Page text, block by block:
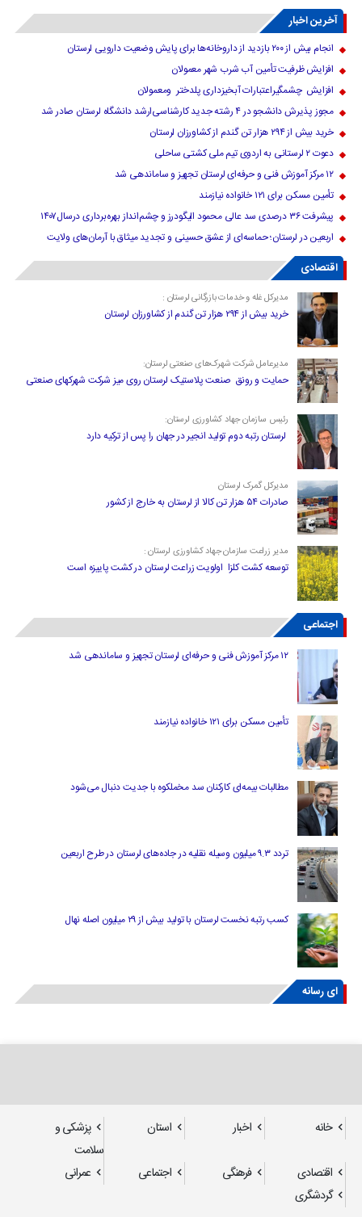
آخرین اخبار
انجام بیش از ۲۰۰ بازدید از داروخانه‌ها برای پایش وضعیت دارویی لرستان
افزایش ظرفیت تأمین آب شرب شهر معمولان
افزایش چشمگیراعتبارات آبخیزداری پلدختر ومعمولان
مجوز پذیرش دانشجو در ۴ رشته جدید کارشناسی‌ارشد دانشگاه لرستان صادر شد
خرید بیش از ۲۹۴ هزار تن گندم از کشاورزان لرستان
دعوت ۲ لرستانی به اردوی تیم ملی کشتی ساحلی
۱۲ مرکز آموزش فنی و حرفه‌ای لرستان تجهیز و ساماندهی شد
تأمین مسکن برای ۱۲۱ خانواده نیازمند
پیشرفت ۳۶ درصدی سد عالی محمود الیگودرز و چشم‌انداز بهره‌برداری درسال۱۴۰۷
اربعین در لرستان؛ حماسه‌ای از عشق حسینی و تجدید میثاق با آرمان‌های ولایت
اقتصادی
مدیرکل غله و خدمات بازرگانی لرستان :
خرید بیش از ۲۹۴ هزار تن گندم از کشاورزان لرستان
مدیرعامل شرکت شهرک‌های صنعتی لرستان:
حمایت و رونق صنعت پلاستیک لرستان روی میز شرکت شهرکهای صنعتی
رئیس سازمان جهاد کشاورزی لرستان:
لرستان رتبه دوم تولید انجیر در جهان را پس از ترکیه دارد
مدیرکل گمرک لرستان
صادرات ۵۴ هزار تن کالا از لرستان به خارج از کشور
مدیر زراعت سازمان جهاد کشاورزی لرستان :
توسعه کشت کلزا اولویت زراعت لرستان در کشت پاییزه است
اجتماعی
۱۲ مرکز آموزش فنی و حرفه‌ای لرستان تجهیز و ساماندهی شد
تأمین مسکن برای ۱۲۱ خانواده نیازمند
مطالبات بیمه‌ای کارکنان سد مخملکوه با جدیت دنبال می‌شود
تردد ۹.۳ میلیون وسیله نقلیه در جاده‌های لرستان در طرح اربعین
کسب رتبه نخست لرستان با تولید بیش از ۲۹ میلیون اصله نهال
ای رسانه
خانه اخبار استان
پزشکی و
سلامت
اقتصادی
فرهنگی اجتماعی
عمرانی
گردشگری